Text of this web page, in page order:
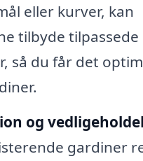
eller kurver, kan
tilbyde tilpassede
så du får det
og
gardiner